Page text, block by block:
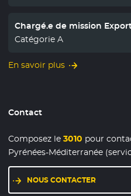
Chargé.e de mission
Catégorie A
En savoir plus
Contact
Composez le3010 pour
Pyrénées-Méditerranée
NOUS CONTACTER